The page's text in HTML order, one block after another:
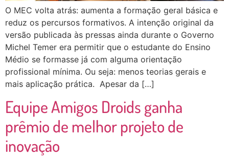
O MEC volta atrás: aumenta a formação geral básica e
reduz os percursos formativos. A intenção original da
versão publicada às pressas ainda durante o Governo
Michel Temer era permitir que o estudante do Ensino
Médio se formasse já com alguma orientação
profissional mínima. Ou seja: menos teorias gerais e
mais aplicação prática. Apesar da […]
Equipe Amigos Droids ganha
prêmio de melhor projeto de
inovação